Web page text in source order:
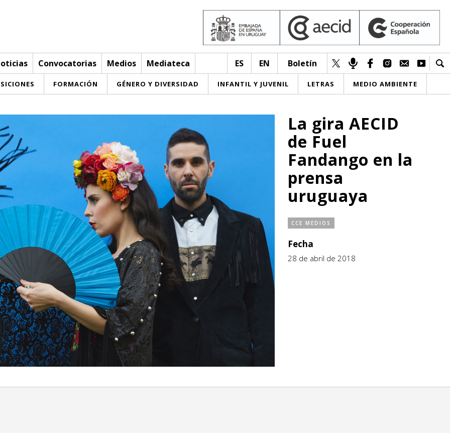
Convocatorias Medios Mediateca ES EN Boletín
FORMACIÓN GÉNERO Y DIVERSIDAD INFANTIL Y JUVENIL LETRAS MEDIO AMBIENTE
La gira AECID
de Fuel
Fandango en la
prensa
uruguaya
CCE MEDIOS
Fecha
28 de abril de 2018